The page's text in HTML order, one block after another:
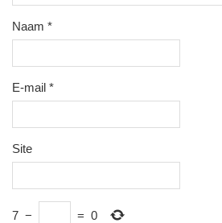
Naam *
E-mail *
Site
7 − = 0